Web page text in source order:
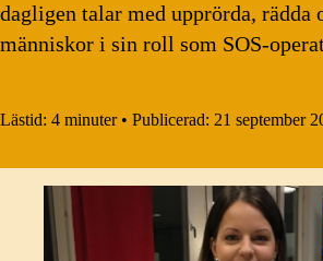
dagligen talar med upprörda, rädda
människor i sin roll som SOS-
Lästid: 4 minuter • Publicerad: 21 september